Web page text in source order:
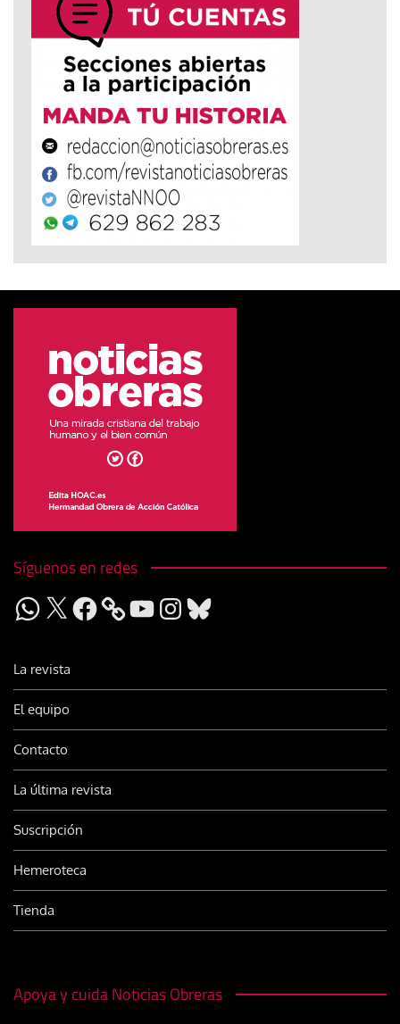
Síguenos en redes
WhatsApp
X Facebook YouTubeInstagram
Bluesky
La revista
El equipo
Contacto
La última revista
Suscripción
Hemeroteca
Tienda
Apoya y cuida Noticias Obreras